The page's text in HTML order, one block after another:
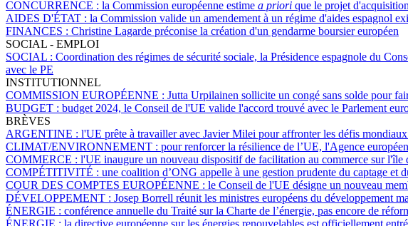
CONCURRENCE : la Commission européenne estime a priori que le projet
AIDES D'ÉTAT : la Commission valide un amendement à un régime d'aides espagnol
FINANCES : Christine Lagarde préconise la création d'un gendarme boursier européen
SOCIAL - EMPLOI
SOCIAL : Coordination des régimes de sécurité sociale, la Présidence espagnole du
avec le PE
INSTITUTIONNEL
COMMISSION EUROPÉENNE : Jutta Urpilainen sollicite un congé sans solde pour
BUDGET : budget 2024, le Conseil de l'UE valide l'accord trouvé avec le Parlement
BRÈVES
ARGENTINE : l'UE prête à travailler avec Javier Milei pour affronter les défis
CLIMAT/ENVIRONNEMENT : pour renforcer la résilience de l’UE, l'Agence
COMMERCE : l'UE inaugure un nouveau dispositif de facilitation au commerce sur l'île
COMPÉTITIVITÉ : une coalition d’ONG appelle à une gestion prudente du captage et
COUR DES COMPTES EUROPÉENNE : le Conseil de l'UE désigne un nouveau
DÉVELOPPEMENT : Josep Borrell réunit les ministres européens du développement
ÉNERGIE : conférence annuelle du Traité sur la Charte de l’énergie, pas encore de
ÉNERGIE : la directive européenne sur les énergies renouvelables est officiellement